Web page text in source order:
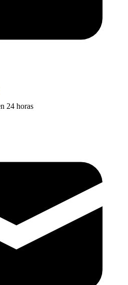
24 horas